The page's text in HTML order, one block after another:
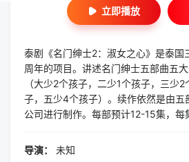
立即播放
泰剧《名门绅士2：淑女之心》是泰国
周年的项目。讲述名门绅士五部曲五
（大少2个孩子，二少1个孩子，三少
子，五少4个孩子）。续作依然是由五
公司进行制作。每部预计12-15集
四少儿子身为大商场总裁，发现身边
导演：
未知